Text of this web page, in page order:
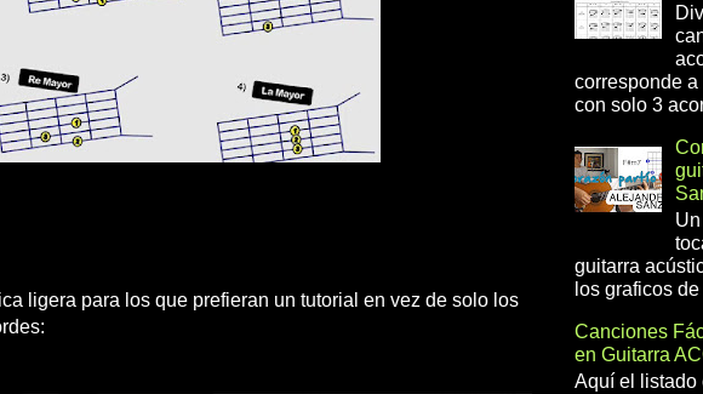
ligera para los que prefieran un tutorial en vez de solo los
corresponde
con solo 3
guitarra
los graficos
Canciones
en Guitarra
Aquí el listado